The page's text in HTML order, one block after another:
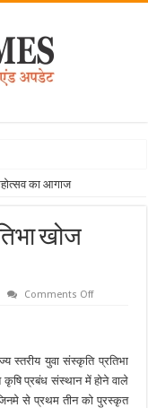
ग्रुप ऑफ कॉलेजेज की छात्राएं
का आगाज
खोज
Comments Offon
प्रतिभा
खोज
महोत्सव
का
आगाज
स्तरीय युवा संस्कृति प्रतिभा
कृषि प्रबंध संस्थान में होने वाले
से प्रथम तीन को पुरस्कृत